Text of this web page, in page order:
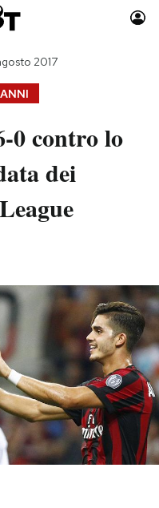
Moda
Consumismi
Storie/Idee
Ok Boomer!
Altrecose
Mondiali calcio 2026
2017
0 contro lo
dei